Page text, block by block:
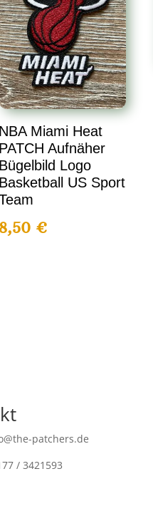
NBA Miami Heat
PATCH Aufnäher
Bügelbild Logo
Basketball US Sport
8,50€
patchers.de
/ 3421593